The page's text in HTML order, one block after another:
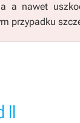
a nawet
przypadku
II